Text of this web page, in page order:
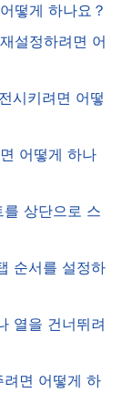
떻게 하나요？
설정하려면 어
시키려면 어떻
어떻게 하나
상단으로 스
순서를 설정하
열을 건너뛰려
면 어떻게 하